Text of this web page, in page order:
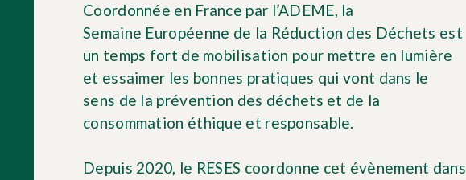
Coordonnée en France par l’ADEME, la
Semaine Européenne de la Réduction des Déchets est
un temps fort de mobilisation pour mettre en lumière
et essaimer les bonnes pratiques qui vont dans le
sens de la prévention des déchets et de la
consommation éthique et responsable.
Depuis 2020, le RESES coordonne cet évènement dans